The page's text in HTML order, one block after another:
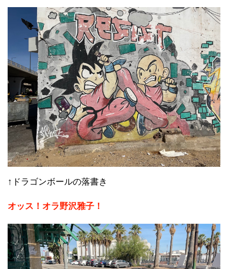
↑ドラゴンボールの落書き
オッス！オラ野沢雅子！